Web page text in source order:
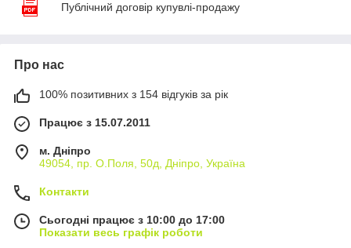
Публічний договір купувлі-продажу
Про нас
100% позитивних з 154 відгуків за рік
Працює з 15.07.2011
м. Дніпро
49054, пр. О.Поля, 50д, Дніпро, Україна
Контакти
Сьогодні працює з 10:00 до 17:00
Показати весь графік роботи